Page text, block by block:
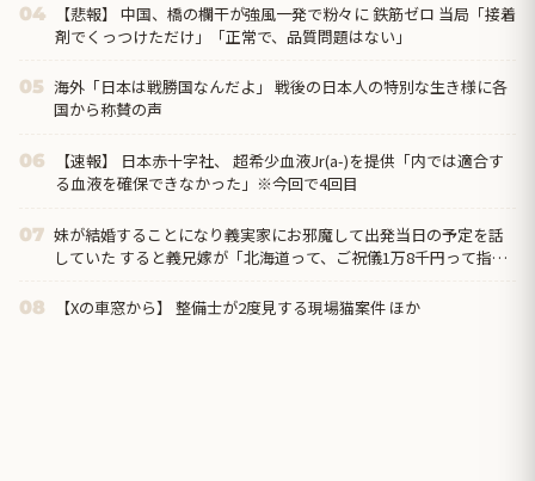
04
【悲報】 中国、橋の欄干が強風一発で粉々に 鉄筋ゼロ 当局「接着
剤でくっつけただけ」「正常で、品質問題はない」
05 海外「日本は戦勝国なんだよ」 戦後の日本人の特別な生き様に各
国から称賛の声
06
【速報】 日本赤十字社、 超希少血液Jr(a-)を提供「内では適合す
る血液を確保できなかった」※今回で4回目
07 妹が結婚することになり義実家にお邪魔して出発当日の予定を話
していた すると義兄嫁が「北海道って、ご祝儀1万8千円って指定
08 【Xの車窓から】 整備士が2度見する現場猫案件 ほか